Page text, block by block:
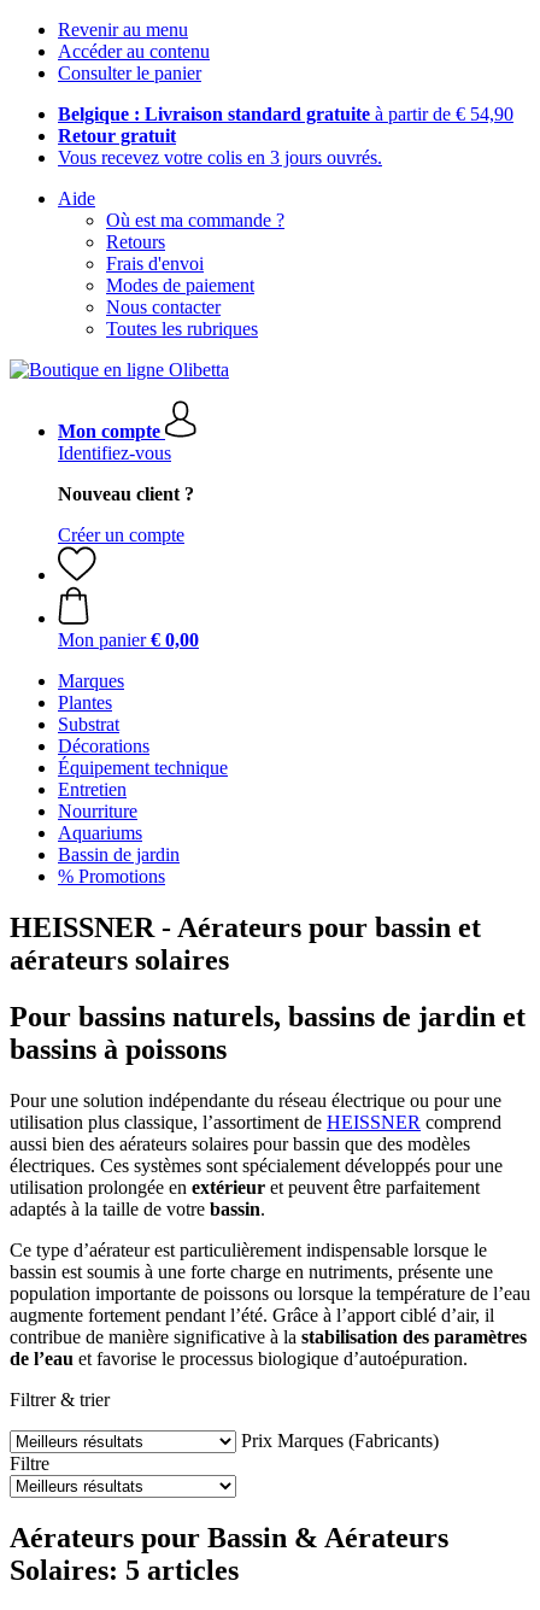
Revenir au menu
Accéder au contenu
Consulter le panier
Belgique : Livraison standard gratuite à partir de € 54,90
Retour gratuit
Vous recevez votre colis en 3 jours ouvrés.
Aide
Où est ma commande ?
Retours
Frais d'envoi
Modes de paiement
Nous contacter
Toutes les rubriques
Mon compte
Identifiez-vous
Nouveau client ?
Créer un compte
Mon panier € 0,00
Marques
Plantes
Substrat
Décorations
Équipement technique
Entretien
Nourriture
Aquariums
Bassin de jardin
% Promotions
HEISSNER - Aérateurs pour bassin et
aérateurs solaires
Pour bassins naturels, bassins de jardin et
bassins à poissons
Pour une solution indépendante du réseau électrique ou pour une
utilisation plus classique, l’assortiment de HEISSNER comprend
aussi bien des aérateurs solaires pour bassin que des modèles
électriques. Ces systèmes sont spécialement développés pour une
utilisation prolongée en extérieur et peuvent être parfaitement
adaptés à la taille de votre bassin.
Ce type d’aérateur est particulièrement indispensable lorsque le
bassin est soumis à une forte charge en nutriments, présente une
population importante de poissons ou lorsque la température de l’eau
augmente fortement pendant l’été. Grâce à l’apport ciblé d’air, il
contribue de manière significative à la stabilisation des paramètres
de l’eau et favorise le processus biologique d’autoépuration.
Filtrer & trier
Prix Marques (Fabricants)
Filtre
Aérateurs pour Bassin & Aérateurs
Solaires: 5 articles